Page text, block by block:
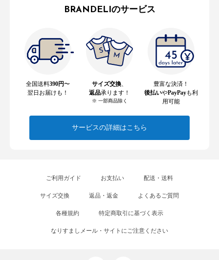
BRANDELIのサービス
全国送料390円〜
翌日お届けも！
サイズ交換
返品承ります！
※ 一部商品除く
豊富な決済！
後払いやPayPayも利
用可能
サービスの詳細はこちら
ご利用ガイド お支払い 配送・送料
サイズ交換 返品・返金 よくあるご質問
各種規約 特定商取引に基づく表示
なりすましメール・サイトにご注意ください